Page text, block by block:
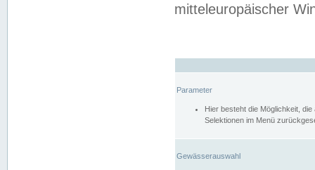
mitteleuropäischer
Parameter
Hier besteht die Möglichkeit,
Selektionen im Menü
Gewässerauswahl